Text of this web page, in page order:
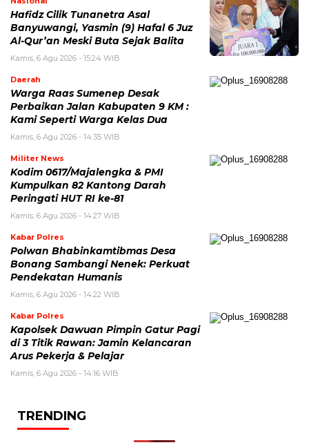
Hafidz Cilik Tunanetra Asal
Banyuwangi, Yasmin (9) Hafal 6 Juz
Al-Qur’an Meski Buta Sejak Balita
Kamis, 6 Agu 2026 - 15:24 WIB
Daerah
Warga Raas Sumenep Desak
Perbaikan Jalan Kabupaten 9 KM :
Kami Seperti Warga Kelas Dua
Kamis, 6 Agu 2026 - 14:35 WIB
Militer News
Kodim 0617/Majalengka & PMI
Kumpulkan 82 Kantong Darah
Peringati HUT RI ke-81
Kamis, 6 Agu 2026 - 14:27 WIB
Kabar Polres
Polwan Bhabinkamtibmas Desa
Bonang Sambangi Nenek: Perkuat
Pendekatan Humanis
Kamis, 6 Agu 2026 - 14:22 WIB
Kabar Polres
Kapolsek Dawuan Pimpin Gatur Pagi
di 3 Titik Rawan: Jamin Kelancaran
Arus Pekerja & Pelajar
Kamis, 6 Agu 2026 - 14:16 WIB
TRENDING